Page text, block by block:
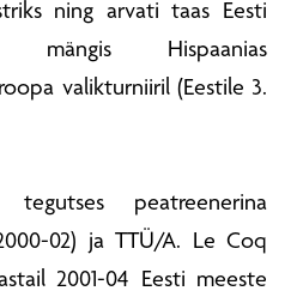
ning arvati taas Eesti
mängis Hispaanias
valikturniiril (Eestile 3.
tegutses peatreenerina
02) ja TTÜ/A. Le Coq
2001-04 Eesti meeste